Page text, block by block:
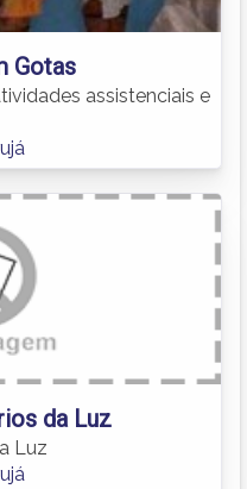
Gotas
assistenciais e
da Luz
Luz